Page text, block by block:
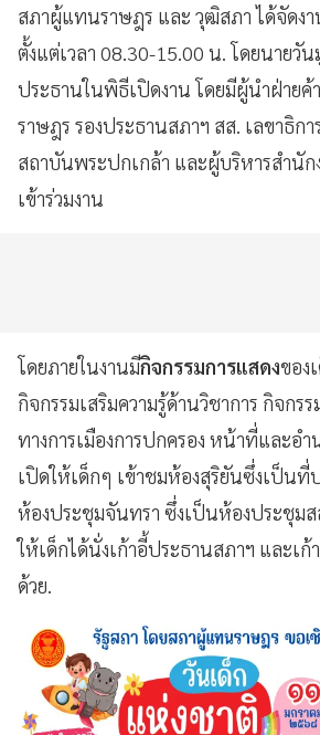
สภาผู้แทนราษฎร และ วุฒิสภา ได้จัดง
ตั้งแต่เวลา 08.30-15.00 น. โดยนายวั
ประธานในพิธีเปิดงาน โดยมีผู้นำฝ่าย
ราษฎร รองประธานสภาฯ สส. เลขาธิกา
สถาบันพระปกเกล้า และผู้บริหารสำนัก
เข้าร่วมงาน
โดยภายในงานมีกิจกรรมการแสดงของ
กิจกรรมเสริมความรู้ด้านวิชาการ กิจกร
ทางการเมืองการปกครอง หน้าที่และอ
เปิดให้เด็กๆ เข้าชมห้องสุริยันซึ่งเป็นที่
ห้องประชุมจันทรา ซึ่งเป็นห้องประชุมส
ให้เด็กได้นั่งเก้าอี้ประธานสภาฯ และเ
ด้วย.